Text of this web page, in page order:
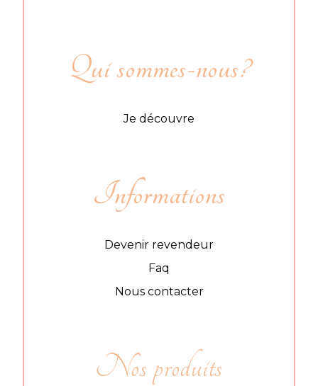
Qui sommes-nous?
Je découvre
Informations
Devenir revendeur
Faq
Nous contacter
Nos produits